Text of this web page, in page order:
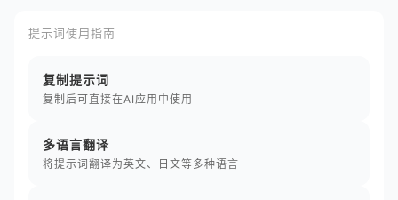
提示词使用指南
复制提示词
复制后可直接在AI应用中使用
多语言翻译
将提示词翻译为英文、日文等多种语言